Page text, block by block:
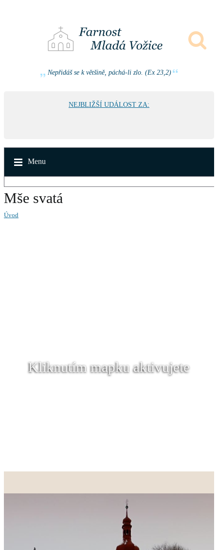
Nepřidáš se k většině, páchá-li zlo. (Ex 23,2)
NEJBLIŽŠÍ UDÁLOST ZA:
Menu
Mše svatá
Úvod
Kliknutím mapku aktivujete